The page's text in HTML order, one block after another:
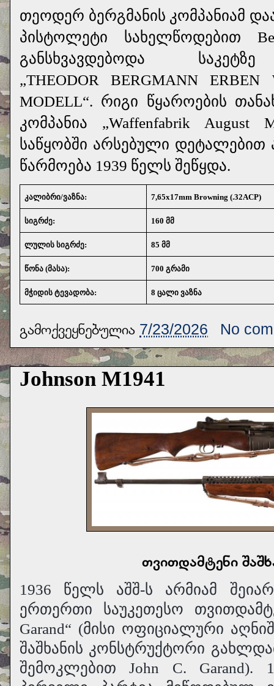
თეოდერ ბერგმანის კომპანიამ
პისტოლეტი სახელწოდებით
განსხვავდებოდა
„THEODOR BERGMANN
MODELL“. რიგი წყაროების
კომპანია „Waffenfabrik
საწყობში არსებული
წარმოება 1939 წელს შეწყდა.
კალიბრი/ვაზნა: 7,65x17mm Browning (.32ACP)
სიგრძე: 160 მმ
ლულის სიგრძე: 85 მმ
წონა (მასა): 700 გრამი
მჭიდის ტევადობა: 8 ცალი ვაზნა
გამოქვეყნებულია 7/23/2026 No
Johnson M1941
თვითდამტენი
1936 წელს აშშ-ს არმიამ
ერთერთი საუკეთესო
Garand“ (მისი ოფიციალური
შაშხანის კონსტრუქტორი
შემოკლებით John C. Garand).